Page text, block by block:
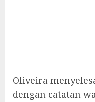
Oliveira
dengan catatan